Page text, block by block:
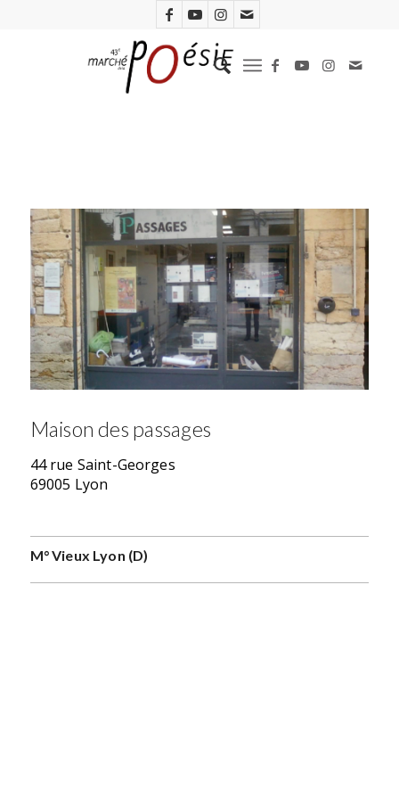
Maison des passages
44 rue Saint-Georges
69005 Lyon
M° Vieux Lyon (D)